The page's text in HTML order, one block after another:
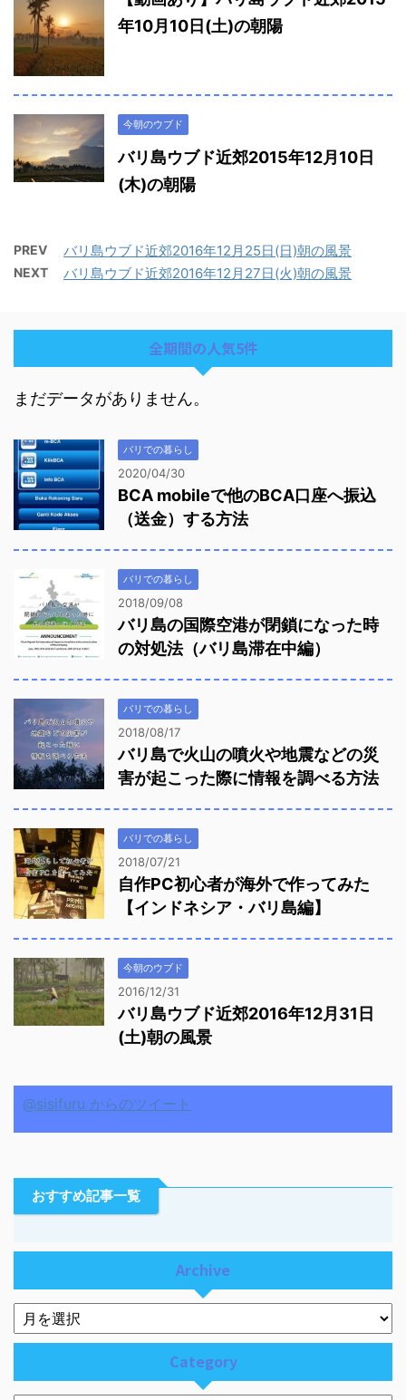
年10月10日(土)の朝陽
今朝のウブド
バリ島ウブド近郊2015年12月10日
(木)の朝陽
PREV バリ島ウブド近郊2016年12月25日(日)朝の風景
NEXT バリ島ウブド近郊2016年12月27日(火)朝の風景
全期間の人気5件
まだデータがありません。
バリでの暮らし
2020/04/30
BCA mobileで他のBCA口座へ振込
（送金）する方法
バリでの暮らし
2018/09/08
バリ島の国際空港が閉鎖になった時
の対処法（バリ島滞在中編）
バリでの暮らし
2018/08/17
バリ島で火山の噴火や地震などの災
害が起こった際に情報を調べる方法
バリでの暮らし
2018/07/21
自作PC初心者が海外で作ってみた
【インドネシア・バリ島編】
今朝のウブド
2016/12/31
バリ島ウブド近郊2016年12月31日
(土)朝の風景
@sisifuru からのツイート
おすすめ記事一覧
Archive
Category